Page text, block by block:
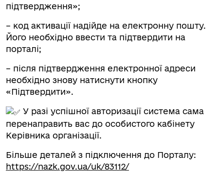
підтвердження»;
– код активації надійде на електронну пошту.
Його необхідно ввести та підтвердити на
порталі;
– після підтвердження електронної адреси
необхідно знову натиснути кнопку
«Підтвердити».
У разі успішної авторизації система сама
перенаправить вас до особистого кабінету
Керівника організації.
Більше деталей з підключення до Порталу:
https://nazk.gov.ua/uk/83112/